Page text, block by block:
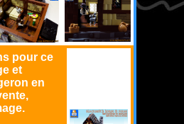
pour ce
et
en